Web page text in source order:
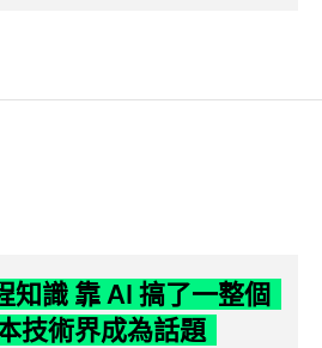
知識 靠 AI 搞了一整個
技術界成為話題